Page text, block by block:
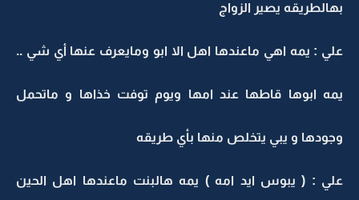
بهالطريقه يصير الزواج
علي : يمه اهي ماعندها اهل الا ابو ومايعرف عنها أي شي ..
يمه ابوها قاطها عند امها ويوم توفت خذاها و ماتحمل
وجودها و يبي يتخلص منها بأي طريقه
علي : ( يبوس ايد امه ) يمه هالبنت ماعندها اهل الحين